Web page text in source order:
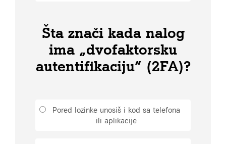
Šta znači kada nalog
ima „dvofaktorsku
autentifikaciju“ (2FA)?
Pored lozinke unosiš i kod sa telefona
ili aplikacije